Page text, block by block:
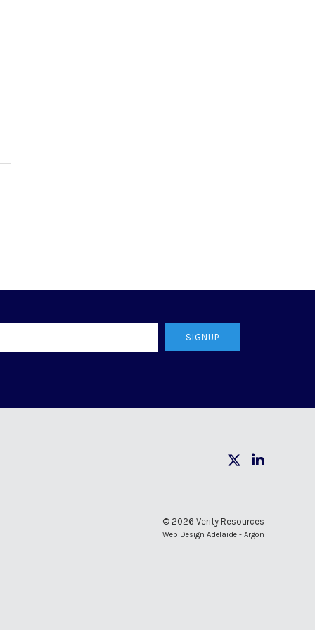
SIGNUP
© 2026 Verity Resources
Web Design Adelaide - Argon